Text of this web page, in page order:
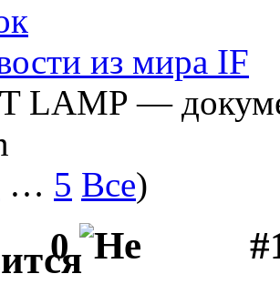
из мира IF
LAMP —
… 5 Все)
0